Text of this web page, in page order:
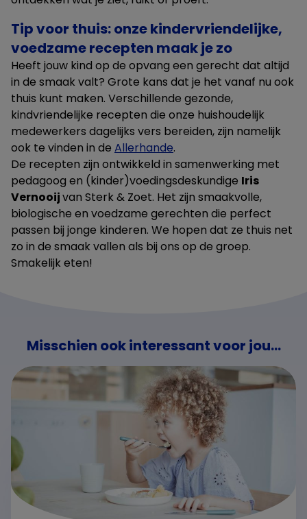
Tip voor thuis: onze kindervriendelijke,
voedzame recepten maak je zo
Heeft jouw kind op de opvang een gerecht dat altijd
in de smaak valt? Grote kans dat je het vanaf nu ook
thuis kunt maken. Verschillende gezonde,
kindvriendelijke recepten die onze huishoudelijk
medewerkers dagelijks vers bereiden, zijn namelijk
ook te vinden in de Allerhande.
De recepten zijn ontwikkeld in samenwerking met
pedagoog en (kinder)voedingsdeskundige Iris
Vernooijvan Sterk & Zoet. Het zijn smaakvolle,
biologische en voedzame gerechten die perfect
passen bij jonge kinderen. We hopen dat ze thuis net
zo in de smaak vallen als bij ons op de groep.
Smakelijk eten!
Misschien ook interessant voor jou...